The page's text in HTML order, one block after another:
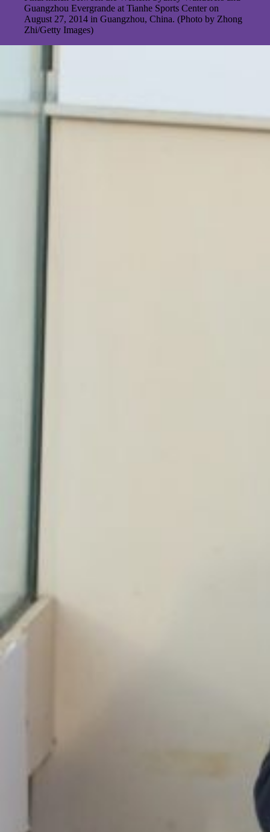
Guangzhou Evergrande at Tianhe Sports Center on
August 27, 2014 in Guangzhou, China. (Photo by Zhong
Zhi/Getty Images)